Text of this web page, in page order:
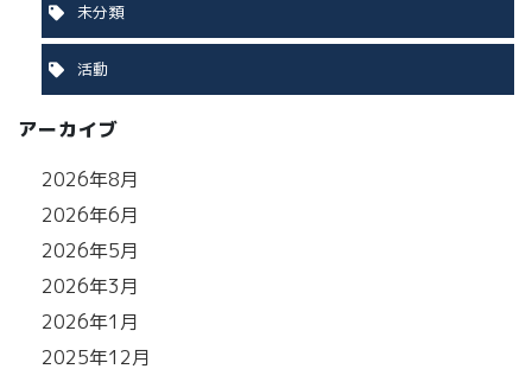
未分類
活動
アーカイブ
2026年8月
2026年6月
2026年5月
2026年3月
2026年1月
2025年12月